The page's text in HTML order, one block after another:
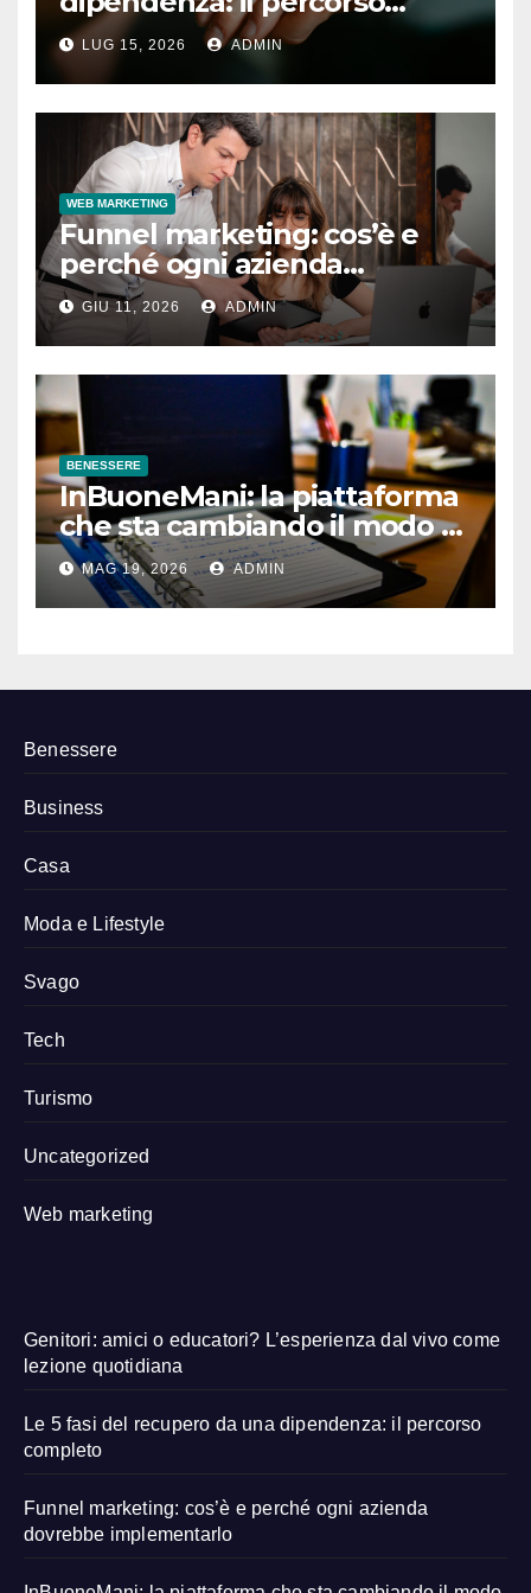
completo
LUG 15, 2026 ADMIN
WEB MARKETING
Funnel marketing: cos’è e
perché ogni azienda
dovrebbe implementarlo
GIU 11, 2026 ADMIN
BENESSERE
InBuoneMani: la piattaforma
che sta cambiando il modo di
prenotare osteopati e
fisioterapisti
MAG 19, 2026 ADMIN
Benessere
Business
Casa
Moda e Lifestyle
Svago
Tech
Turismo
Uncategorized
Web marketing
Genitori: amici o educatori? L’esperienza dal vivo come
lezione quotidiana
Le 5 fasi del recupero da una dipendenza: il percorso
completo
Funnel marketing: cos’è e perché ogni azienda
dovrebbe implementarlo